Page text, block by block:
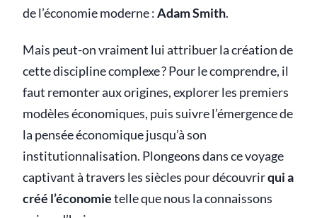
de l’économie moderne :Adam Smith.
Mais peut-on vraiment lui attribuer la création de
cette discipline complexe ? Pour le comprendre, il
faut remonter aux origines, explorer les premiers
modèles économiques, puis suivre l’émergence de
la pensée économique jusqu’à son
institutionnalisation. Plongeons dans ce voyage
captivant à travers les siècles pour découvrirqui a
créé l’économietelle que nous la connaissons